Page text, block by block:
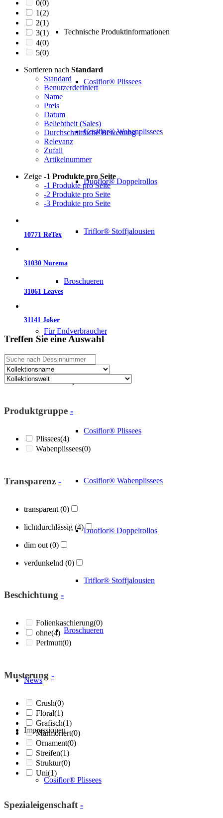
Technische Produktinformationen
Cosiflor® Plissees
Cosiflor® Wabenplissees
Duoflor® Doppelrollos
Triflor® Stoffjalousien
Broschueren
Für Endverbraucher
Cosiflor® Plissees
Cosiflor® Wabenplissees
Duoflor® Doppelrollos
Triflor® Stoffjalousien
Broschueren
News
Impressionen
Cosiflor® Plissees
0(0)
1(2)
2(1)
3(1)
4(0)
5(0)
Sortieren nach Standard
Standard
Benutzerdefiniert
Name
Preis
Datum
Beliebtheit (Sales)
Durchschnittliche Bewertung
Relevanz
Zufall
Artikelnummer
Zeige -1 Produkte pro Seite
-1 Produkte pro Seite
-2 Produkte pro Seite
-3 Produkte pro Seite
10771 ReTex
31030 Nurema
31061 Leaves
31141 Joker
Treffen Sie eine Auswahl
Produktgruppe -
Plissees(4)
Wabenplissees(0)
Transparenz -
transparent (0)
lichtdurchlässig (4)
dim out (0)
verdunkelnd (0)
Beschichtung -
Folienkaschierung(0)
ohne(4)
Perlmutt(0)
Musterung -
Crush(0)
Floral(1)
Grafisch(1)
Marmoriert(0)
Ornament(0)
Streifen(1)
Struktur(0)
Uni(1)
Spezialeigenschaft-